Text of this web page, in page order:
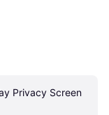
Privacy Screen